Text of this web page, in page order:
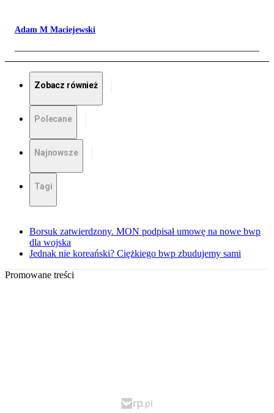
Adam M Maciejewski
Zobacz również
Polecane
Najnowsze
Tagi
Borsuk zatwierdzony. MON podpisał umowę na nowe bwp
dla wojska
Jednak nie koreański? Ciężkiego bwp zbudujemy sami
Promowane treści